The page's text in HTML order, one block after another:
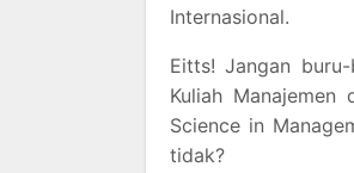
Internasional.
Eitts! Jangan
Kuliah
Science in
tidak?